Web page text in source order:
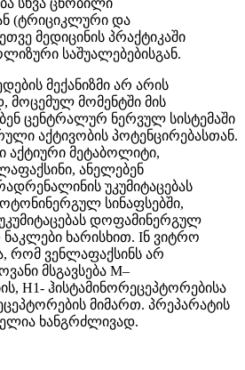
(ტრიციკლური და
მედიცინის პრაქტიკაში
საშუალებებისგან.
მექანიზმი არ არის
მომენტში მის
ცენტრალურ ნერვულ სისტემაში
აქტივობის პოტენცირებასთან.
აქტიური მეტაბოლიტი,
ანელებენ
უკუმიტაცებას
სინაფსებში,
დოფამინერგულ
ხარისხით. Iნ ვიტრო
რომ ვენლაფაქსინს არ
მსგავსება M–
H1- ჰისტამინორეცეპტორებისა
მიმართ. პრეპარატის
ხანგრძლივად.